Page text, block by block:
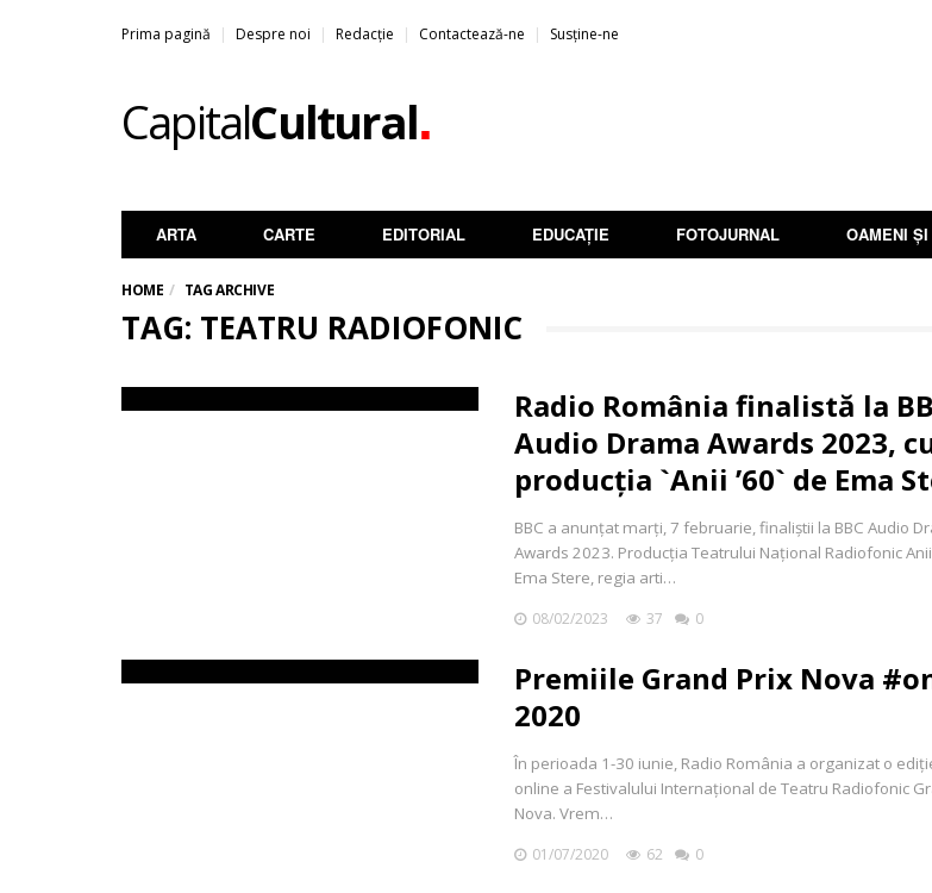
Prima pagină Despre noi Redacție Contactează-ne Susține-ne
CapitalCultural.
ARTA CARTE EDITORIAL EDUCAȚIE FOTOJURNAL OAMENI ȘI
HOME TAG ARCHIVE
TAG: TEATRU RADIOFONIC
Radio România finalistă la
Audio Drama Awards 2023,
producția `Anii ’60` de Ema
BBC a anunțat marți, 7 februarie, finaliștii la BBC Audio
Awards 2023. Producția Teatrului Național Radiofonic Anii
Ema Stere, regia arti…
08/02/2023 37 0
Premiile Grand Prix Nova
2020
În perioada 1-30 iunie, Radio România a organizat o
online a Festivalului Internaţional de Teatru Radiofonic
Nova. Vrem…
01/07/2020 62 0